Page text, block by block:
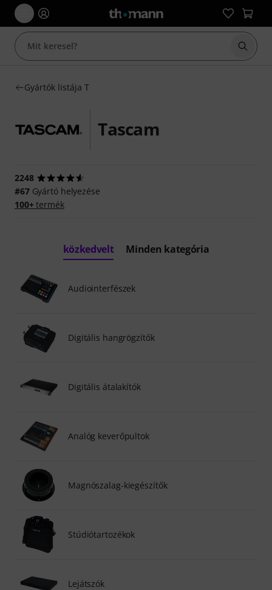
Gyártók listája T
Tascam
2248
#67Gyártó helyezése
100+termék
közkedvelt Minden kategória
Audiointerfészek
Digitális hangrögzítők
Digitális átalakítók
Analóg keverőpultok
Magnószalag-kiegészítők
Stúdiótartozékok
Lejátszók